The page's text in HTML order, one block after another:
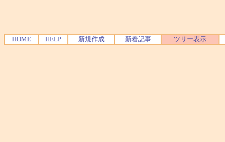
HOME HELP 新規作成 新着記事 ツリー表示